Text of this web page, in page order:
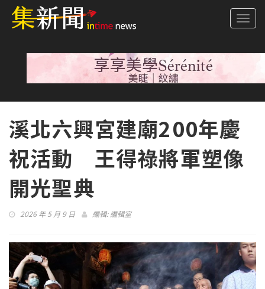
溪北六興宮建廟200年慶
祝活動 王得祿將軍塑像
開光聖典
2026 年 5 月 9 日 編輯:編輯室